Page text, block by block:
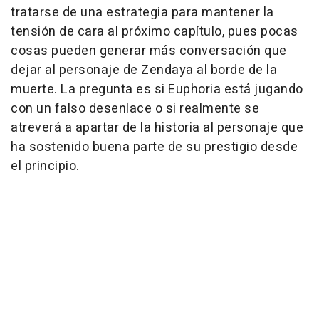
tratarse de una estrategia para mantener la
tensión de cara al próximo capítulo, pues pocas
cosas pueden generar más conversación que
dejar al personaje de Zendaya al borde de la
muerte. La pregunta es si Euphoria está jugando
con un falso desenlace o si realmente se
atreverá a apartar de la historia al personaje que
ha sostenido buena parte de su prestigio desde
el principio.